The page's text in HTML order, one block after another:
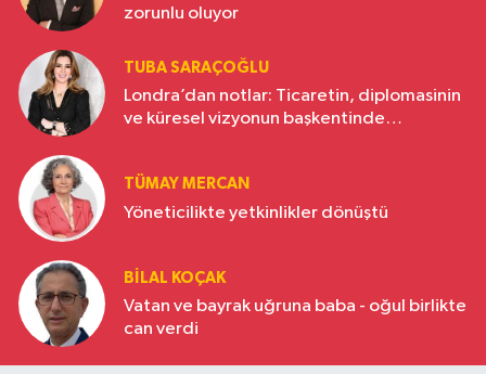
zorunlu oluyor
TUBA SARAÇOĞLU
Londra’dan notlar: Ticaretin, diplomasinin
ve küresel vizyonun başkentinde
TÜMAY MERCAN
Yöneticilikte yetkinlikler dönüştü
BILAL KOÇAK
Vatan ve bayrak uğruna baba - oğul birlikte
can verdi